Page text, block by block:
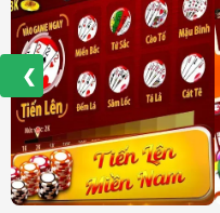
❮